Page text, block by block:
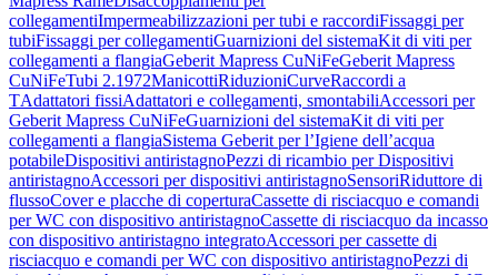
collegamentiImpermeabilizzazioni per tubi e raccordiFissaggi per
tubiFissaggi per collegamentiGuarnizioni del sistemaKit di viti per
collegamenti a flangiaGeberit Mapress CuNiFeGeberit Mapress
CuNiFeTubi 2.1972ManicottiRiduzioniCurveRaccordi a
TAdattatori fissiAdattatori e collegamenti, smontabiliAccessori per
Geberit Mapress CuNiFeGuarnizioni del sistemaKit di viti per
collegamenti a flangiaSistema Geberit per l’Igiene dell’acqua
potabileDispositivi antiristagnoPezzi di ricambio per Dispositivi
antiristagnoAccessori per dispositivi antiristagnoSensoriRiduttore di
flussoCover e placche di coperturaCassette di risciacquo e comandi
per WC con dispositivo antiristagnoCassette di risciacquo da incasso
con dispositivo antiristagno integratoAccessori per cassette di
risciacquo e comandi per WC con dispositivo antiristagnoPezzi di